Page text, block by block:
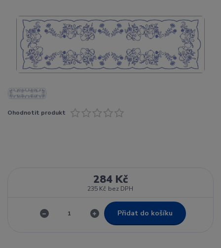
Ohodnotit produkt
284 Kč
235 Kč bez DPH
Přidat do košíku